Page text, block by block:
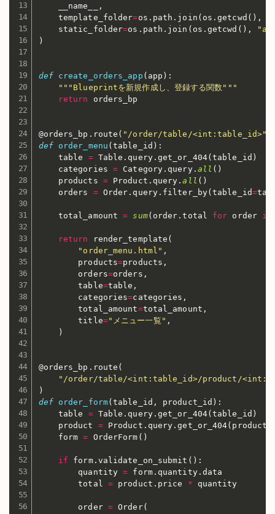
    __name__
,
    template_folder
=os . path . join ( os .getcwd ( ) ,
    static_folder
=os . path . join ( os . getcwd ( ) ,
)
def create_orders_app ( app ) :
"""Blueprintを新規作成し、登録する関数"""
return
orders_bp
@orders_bp . route ( "/order/table/<int:table_id>"
def
order_menu (table_id ) :
    table
= Table . query. get_or_404(table_id )
    categories
= Category . query. all ( )
    products
= Product . query .all ( )
    orders
= Order . query. filter_by(table_id=
    total_amount
= sum( order .total for order in
return render_template (
"order_menu.html" ,
        products
=products ,
        orders
=orders ,
        table
=table ,
        categories
=categories ,
        total_amount
=total_amount ,
        title
="メニュー一覧" ,
)
@orders_bp . route (
"/order/table/<int:table_id>/product/
)
def
order_form(table_id , product_id ) :
    table
= Table . query. get_or_404(table_id )
    product
= Product . query .get_or_404(
    form
= OrderForm ( )
if form. validate_on_submit ( ) :
        quantity
= form. quantity. data
        total
= product . price * quantity
        order
= Order(